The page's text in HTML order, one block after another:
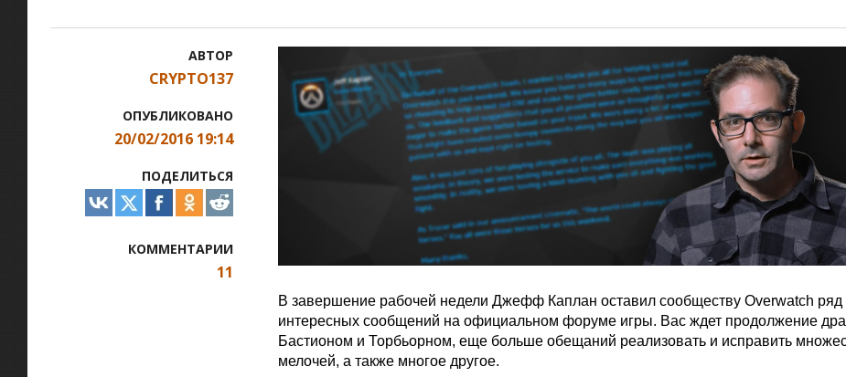
АВТОР
CRYPTO137
ОПУБЛИКОВАНО
20/02/2016 19:14
ПОДЕЛИТЬСЯ
КОММЕНТАРИИ
11
В завершение рабочей недели Джефф Каплан оставил сообществу Overwatch
интересных сообщений на официальном форуме игры. Вас ждет продолжение
Бастионом и Торбьорном, еще больше обещаний реализовать и исправить
мелочей, а также многое другое.